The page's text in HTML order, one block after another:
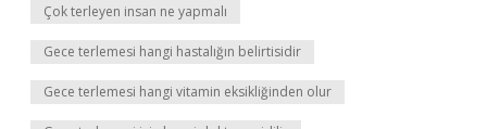
Çok terleyen insan ne yapmalı
Gece terlemesi hangi hastalığın belirtisidir
Gece terlemesi hangi vitamin eksikliğinden olur